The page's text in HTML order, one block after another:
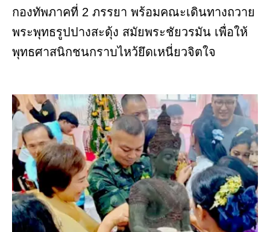
กองทัพภาคที่ 2 ภรรยา พร้อมคณะเดินทางถวาย
พระพุทธรูปปางสะดุ้ง สมัยพระชัยวรมัน เพื่อให้
พุทธศาสนิกชนกราบไหว้ยึดเหนี่ยวจิตใจ